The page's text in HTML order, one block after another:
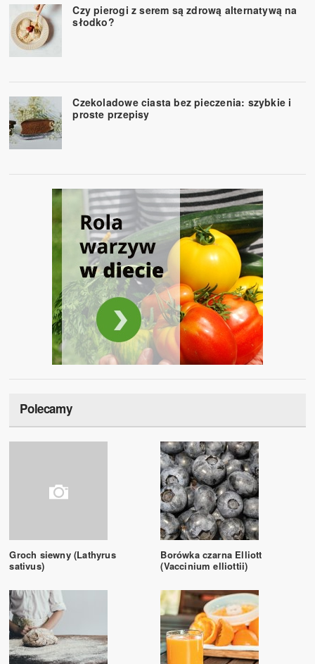
Czy pierogi z serem są zdrową alternatywą na
słodko?
Czekoladowe ciasta bez pieczenia: szybkie i
proste przepisy
Polecamy
Groch siewny (Lathyrus
sativus)
Borówka czarna Elliott
(Vaccinium elliottii)